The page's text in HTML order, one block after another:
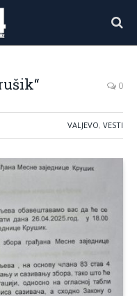
0
VALJEVO, VESTI